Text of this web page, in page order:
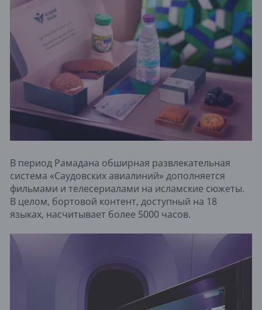
В период Рамадана обширная развлекательная
система «Саудовских авиалиний» дополняется
фильмами и телесериалами на исламские сюжеты.
В целом, бортовой контент, доступный на 18
языках, насчитывает более 5000 часов.